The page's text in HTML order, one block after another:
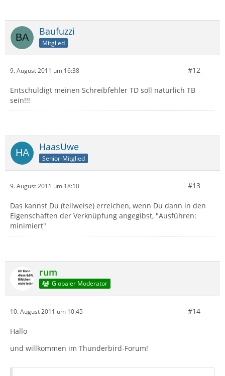
Baufuzzi
Mitglied
9. August 2011 um 16:38 #12
Entschuldigt meinen Schreibfehler TD soll natürlich TB
sein!!!
HaasUwe
Senior-Mitglied
9. August 2011 um 18:10 #13
Das kannst Du (teilweise) erreichen, wenn Du dann in den
Eigenschaften der Verknüpfung angegibst, "Ausführen:
minimiert"
rum
Globaler Moderator
10. August 2011 um 10:45 #14
Hallo
und willkommen im Thunderbird-Forum!